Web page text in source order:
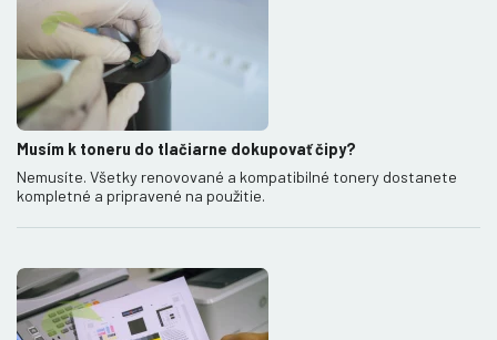
Musím k toneru do tlačiarne dokupovať čipy?
Nemusíte. Všetky renovované a kompatibilné tonery dostanete
kompletné a pripravené na použitie.